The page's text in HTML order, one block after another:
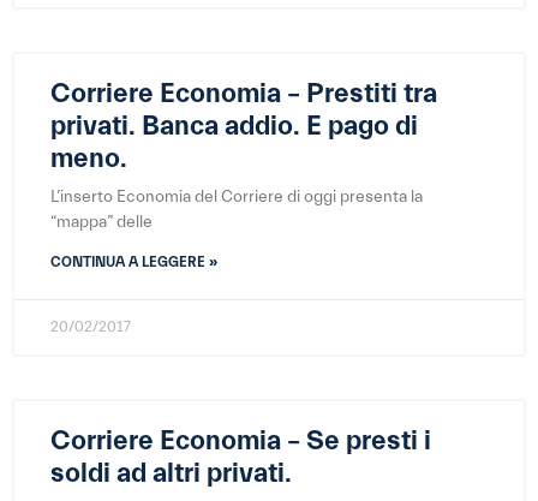
Corriere Economia – Prestiti tra
privati. Banca addio. E pago di
meno.
L’inserto Economia del Corriere di oggi presenta la
“mappa” delle
CONTINUA A LEGGERE »
20/02/2017
Corriere Economia – Se presti i
soldi ad altri privati.